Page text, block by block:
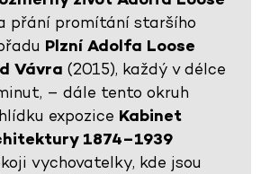
přání promítání staršího
Plzní Adolfa Loose
Vávra (2015), každý v délce
– dále tento okruh
expozice Kabinet
1874–1939
vychovatelky, kde jsou